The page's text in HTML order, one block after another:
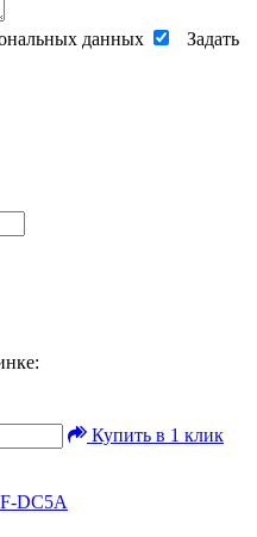
данных
Задать
Купить в 1 клик
DC5A